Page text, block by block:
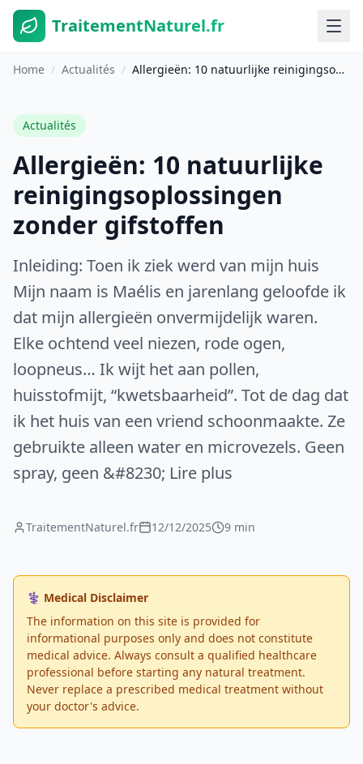
TraitementNaturel.fr
Home / Actualités / Allergieën: 10 natuurlijke reinigingsoplossingen zonder gifstoffen
Actualités
Allergieën: 10 natuurlijke
reinigingsoplossingen
zonder gifstoffen
Inleiding: Toen ik ziek werd van mijn huis
Mijn naam is Maélis en jarenlang geloofde ik
dat mijn allergieën onvermijdelijk waren.
Elke ochtend veel niezen, rode ogen,
loopneus… Ik wijt het aan pollen,
huisstofmijt, “kwetsbaarheid”. Tot de dag dat
ik het huis van een vriend schoonmaakte. Ze
gebruikte alleen water en microvezels. Geen
spray, geen &#8230; Lire plus
TraitementNaturel.fr 12/12/2025 9 min
⚕️ Medical Disclaimer
The information on this site is provided for
informational purposes only and does not constitute
medical advice. Always consult a qualified healthcare
professional before starting any natural treatment.
Never replace a prescribed medical treatment without
your doctor's advice.